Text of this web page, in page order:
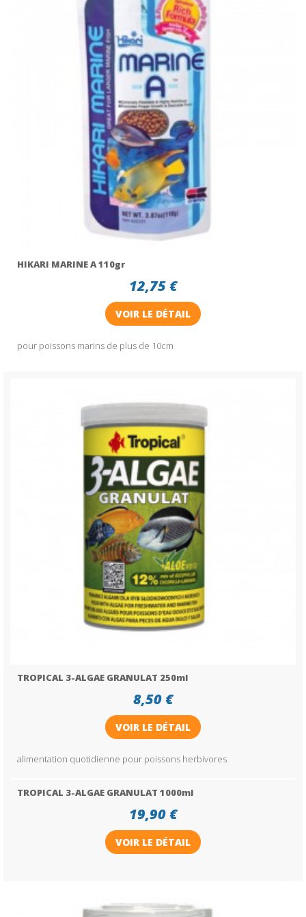
HIKARI MARINE A 110gr
12,75 €
VOIR LE DÉTAIL
pour poissons marins de plus de 10cm
TROPICAL 3-ALGAE GRANULAT 250ml
8,50 €
VOIR LE DÉTAIL
alimentation quotidienne pour poissons herbivores
TROPICAL 3-ALGAE GRANULAT 1000ml
19,90 €
VOIR LE DÉTAIL